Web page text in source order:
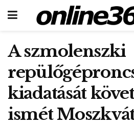
A szmolenszki
kiadatását
ismét